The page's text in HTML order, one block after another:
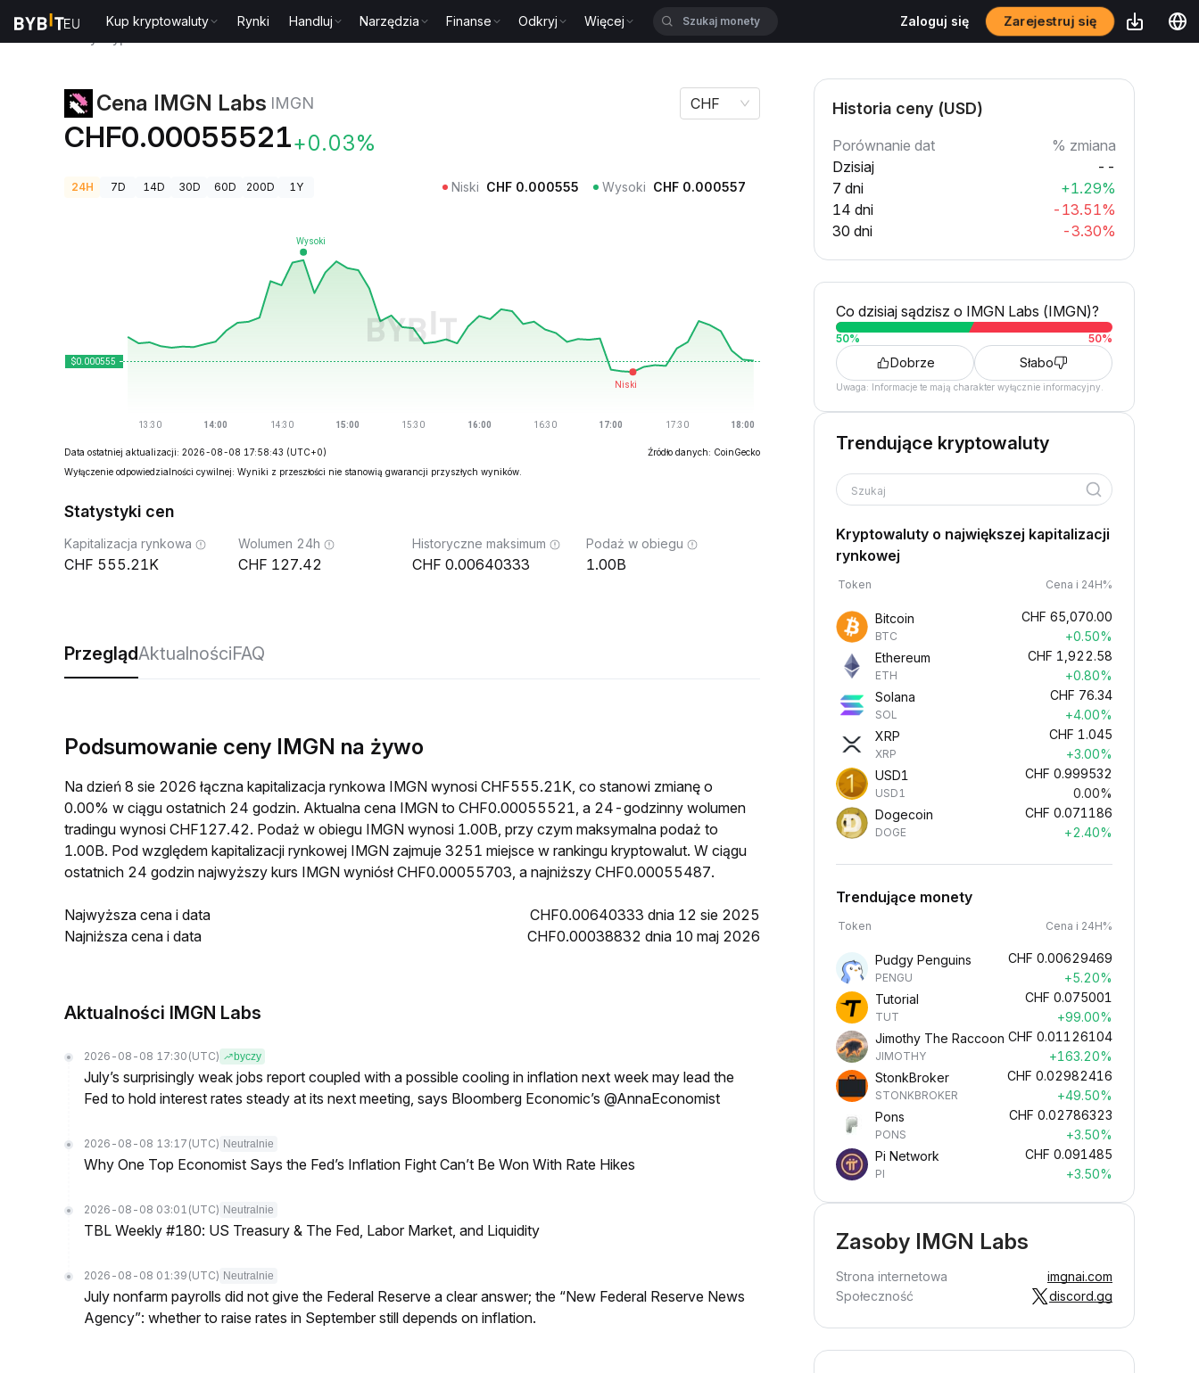
Kup kryptowaluty Rynki Handluj Narzędzia Finanse Odkryj Więcej Zaloguj się Zarejestruj się
Cena IMGN Labs IMGN
CHF0.00055521+0.03%
CHF
24H 7D 14D 30D 60D 200D 1Y Niski CHF 0.000555 Wysoki CHF 0.000557
Data ostatniej aktualizacji: 2026-08-08 17:58:43 (UTC+0)
Źródło danych: CoinGecko
Wyłączenie odpowiedzialności cywilnej: Wyniki z przeszłości nie stanowią gwarancji przyszłych wyników.
Statystyki cen
Kapitalizacja rynkowa
555.21K
Wolumen 24h
127.42
Historyczne maksimum
0.00640333
Podaż w obiegu
1.00B
PrzeglądAktualnościFAQ
Podsumowanie ceny IMGN na żywo
Na dzień 8 sie 2026 łączna kapitalizacja rynkowa IMGN wynosi CHF555.21K, co stanowi zmianę o
0.00% w ciągu ostatnich 24 godzin. Aktualna cena IMGN to CHF0.00055521, a 24-godzinny wolumen
tradingu wynosi CHF127.42. Podaż w obiegu IMGN wynosi 1.00B, przy czym maksymalna podaż to
1.00B. Pod względem kapitalizacji rynkowej IMGN zajmuje 3251 miejsce w rankingu kryptowalut. W ciągu
ostatnich 24 godzin najwyższy kurs IMGN wyniósł CHF0.00055703, a najniższy CHF0.00055487.
Najwyższa cena i data
CHF0.00640333 dnia 12 sie 2025
Najniższa cena i data
CHF0.00038832 dnia 10 maj 2026
Aktualności IMGN Labs
2026-08-08 17:30 (UTC) byczy
July’s surprisingly weak jobs report coupled with a possible cooling in inflation next week may lead the
Fed to hold interest rates steady at its next meeting, says Bloomberg Economic’s @AnnaEconomist
2026-08-08 13:17 (UTC) Neutralnie
Why One Top Economist Says the Fed’s Inflation Fight Can’t Be Won With Rate Hikes
2026-08-08 03:01 (UTC) Neutralnie
TBL Weekly #180: US Treasury & The Fed, Labor Market, and Liquidity
2026-08-08 01:39 (UTC) Neutralnie
July nonfarm payrolls did not give the Federal Reserve a clear answer; the “New Federal Reserve News
Agency”: whether to raise rates in September still depends on inflation.
Historia ceny (USD)
Porównanie dat
% zmiana
Dzisiaj
--
7 dni
+1.29%
14 dni
-13.51%
30 dni
-3.30%
Co dzisiaj sądzisz o IMGN Labs (IMGN)?
50% 50%
Dobrze Słabo
Uwaga: Informacje te mają charakter wyłącznie informacyjny.
Trendujące kryptowaluty
Szukaj
Kryptowaluty o największej kapitalizacji
rynkowej
Token Cena i 24H%
Bitcoin
BTC
CHF 65,070.00
+0.50%
Ethereum
ETH
CHF 1,922.58
+0.80%
Solana
SOL
CHF 76.34
+4.00%
XRP
XRP
CHF 1.045
+3.00%
USD1
USD1
CHF 0.999532
0.00%
Dogecoin
DOGE
CHF 0.071186
+2.40%
Trendujące monety
Token Cena i 24H%
Pudgy Penguins
PENGU
CHF 0.00629469
+5.20%
Tutorial
TUT
CHF 0.075001
+99.00%
Jimothy The Raccoon
JIMOTHY
CHF 0.01126104
+163.20%
StonkBroker
STONKBROKER
CHF 0.02982416
+49.50%
Pons
PONS
CHF 0.02786323
+3.50%
Pi Network
PI
CHF 0.091485
+3.50%
Zasoby IMGN Labs
Strona internetowa
imgnai.com
Społeczność
discord.gg